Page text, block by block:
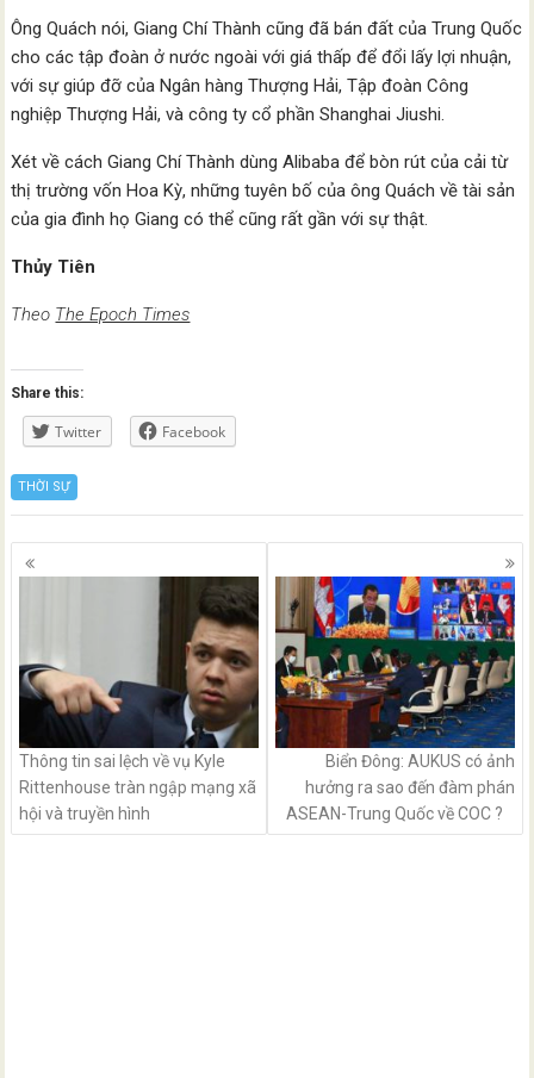
Ông Quách nói, Giang Chí Thành cũng đã bán đất của Trung Quốc
cho các tập đoàn ở nước ngoài với giá thấp để đổi lấy lợi nhuận,
với sự giúp đỡ của Ngân hàng Thượng Hải, Tập đoàn Công
nghiệp Thượng Hải, và công ty cổ phần Shanghai Jiushi.
Xét về cách Giang Chí Thành dùng Alibaba để bòn rút của cải từ
thị trường vốn Hoa Kỳ, những tuyên bố của ông Quách về tài sản
của gia đình họ Giang có thể cũng rất gần với sự thật.
Thủy Tiên
Theo The Epoch Times
Share this:
Twitter Facebook
THỜI SỰ
Posts
navigation
Thông tin sai lệch về vụ Kyle
Rittenhouse tràn ngập mạng xã
hội và truyền hình
Biển Đông: AUKUS có ảnh
hưởng ra sao đến đàm phán
ASEAN-Trung Quốc về COC ?